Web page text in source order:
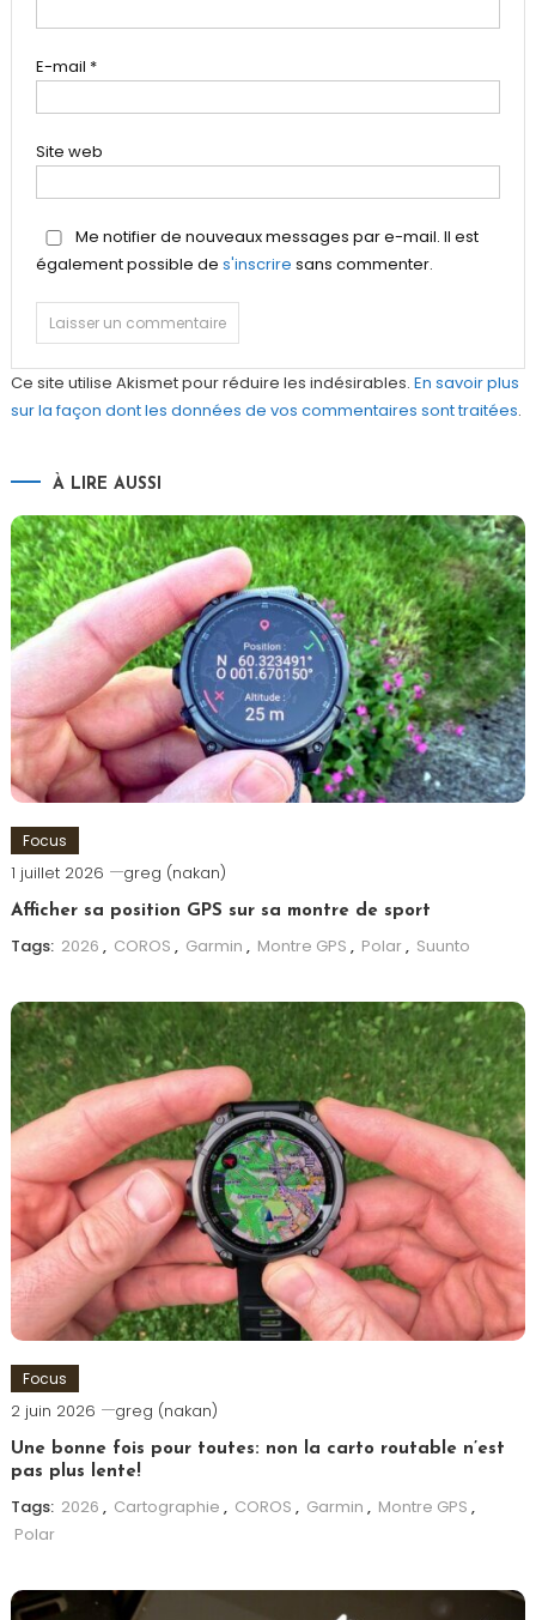
E-mail *
Site web
Me notifier de nouveaux messages par e-mail. Il est
également possible de s'inscrire sans commenter.
Ce site utilise Akismet pour réduire les indésirables. En savoir plus
sur la façon dont les données de vos commentaires sont traitées.
À LIRE AUSSI
Focus
1 juillet 2026 greg (nakan)
Afficher sa position GPS sur sa montre de sport
Tags: 2026 , COROS , Garmin , Montre GPS , Polar, Suunto
Focus
2 juin 2026 greg (nakan)
Une bonne fois pour toutes: non la carto routable n’est
pas plus lente!
Tags: 2026 , Cartographie , COROS , Garmin , Montre GPS ,
Polar